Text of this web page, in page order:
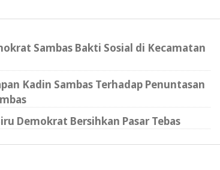
Sambas Bakti Sosial di Kecamatan
Kadin Sambas Terhadap Penuntasan
Demokrat Bersihkan Pasar Tebas